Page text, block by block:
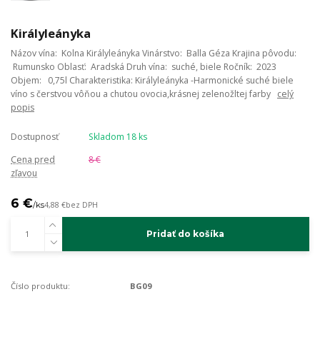
Királyleányka
Názov vína: Kolna Királyleányka Vinárstvo: Balla Géza Krajina pôvodu:
Rumunsko Oblasť: Aradská Druh vína: suché, biele Ročník: 2023
Objem: 0,75l Charakteristika: Királyleányka -Harmonické suché biele
víno s čerstvou vôňou a chutou ovocia,krásnej zelenožltej farby celý
popis
Dostupnosť
Skladom 18 ks
Cena pred
zľavou
8 €
6 €/ks4,88 €bez DPH
Pridať do košíka
Číslo produktu: BG09